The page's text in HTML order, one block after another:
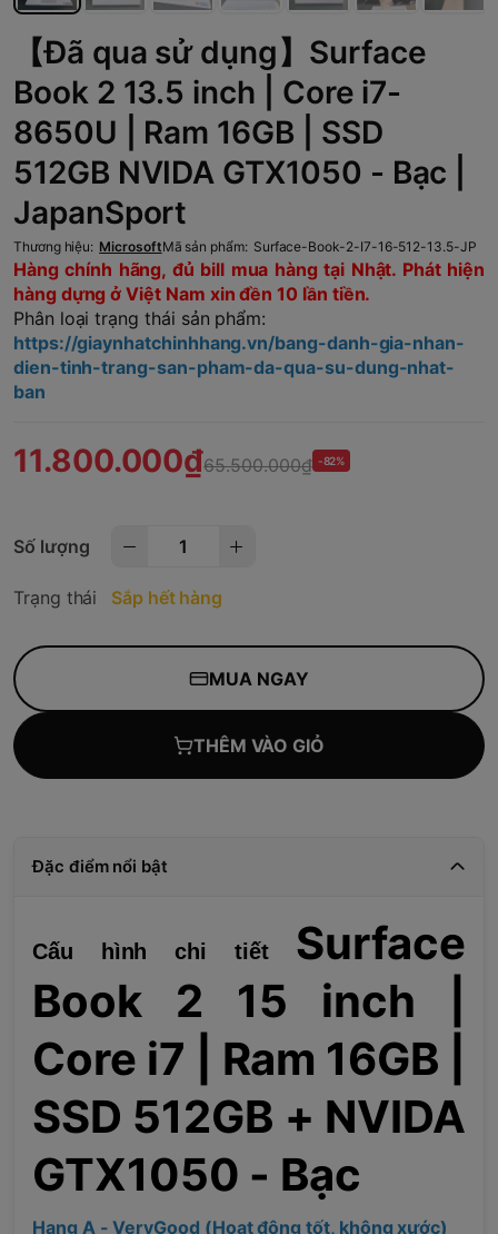
【Đã qua sử dụng】Surface
Book 2 13.5 inch | Core i7-
8650U | Ram 16GB | SSD
512GB NVIDA GTX1050 - Bạc |
JapanSport
Thương hiệu: MicrosoftMã sản phẩm: Surface-Book-2-I7-16-512-13.5-JP
Hàng chính hãng, đủ bill mua hàng tại Nhật. Phát hiện
hàng dựng ở Việt Nam xin đền 10 lần tiền.
Phân loại trạng thái sản phẩm:
https://giaynhatchinhhang.vn/bang-danh-gia-nhan-
dien-tinh-trang-san-pham-da-qua-su-dung-nhat-
ban
11.800.000₫65.500.000₫ -82%
Số lượng
Trạng thái Sắp hết hàng
MUA NGAY
THÊM VÀO GIỎ
Đặc điểm nổi bật
Cấu hình chi tiết Surface
Book 2 15 inch |
Core i7 | Ram 16GB |
SSD 512GB + NVIDA
GTX1050 - Bạc
Hạng A - VeryGood (Hoạt động tốt, không xước)